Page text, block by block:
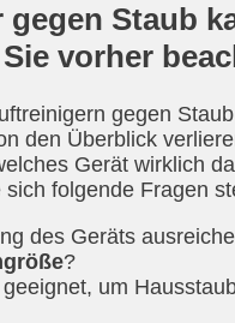
Staub
vorher
gegen
den Überblick
Gerät wirklich
folgende Fragen
des Geräts
?
geeignet, um